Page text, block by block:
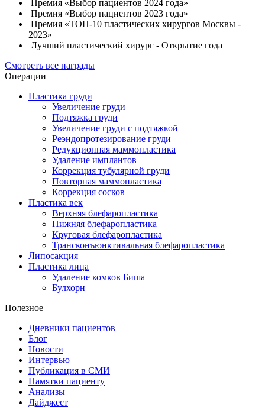
Премия «Выбор пациентов 2024 года»
Премия «Выбор пациентов 2023 года»
Премия «ТОП-10 пластических хирургов Москвы -
2023»
Лучший пластический хирург - Открытие года
Смотреть все награды
Операции
Пластика груди
Увеличение груди
Подтяжка груди
Увеличение груди с подтяжкой
Реэндопротезирование груди
Редукционная маммопластика
Удаление имплантов
Коррекция тубулярной груди
Повторная маммопластика
Коррекция сосков
Пластика век
Верхняя блефаропластика
Нижняя блефаропластика
Круговая блефаропластика
Трансконъюнктивальная блефаропластика
Липосакция
Пластика лица
Удаление комков Биша
Булхорн
Полезное
Дневники пациентов
Блог
Новости
Интервью
Публикация в СМИ
Памятки пациенту
Анализы
Дайджест